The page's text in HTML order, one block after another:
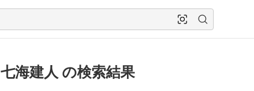
七海建人 の検索結果